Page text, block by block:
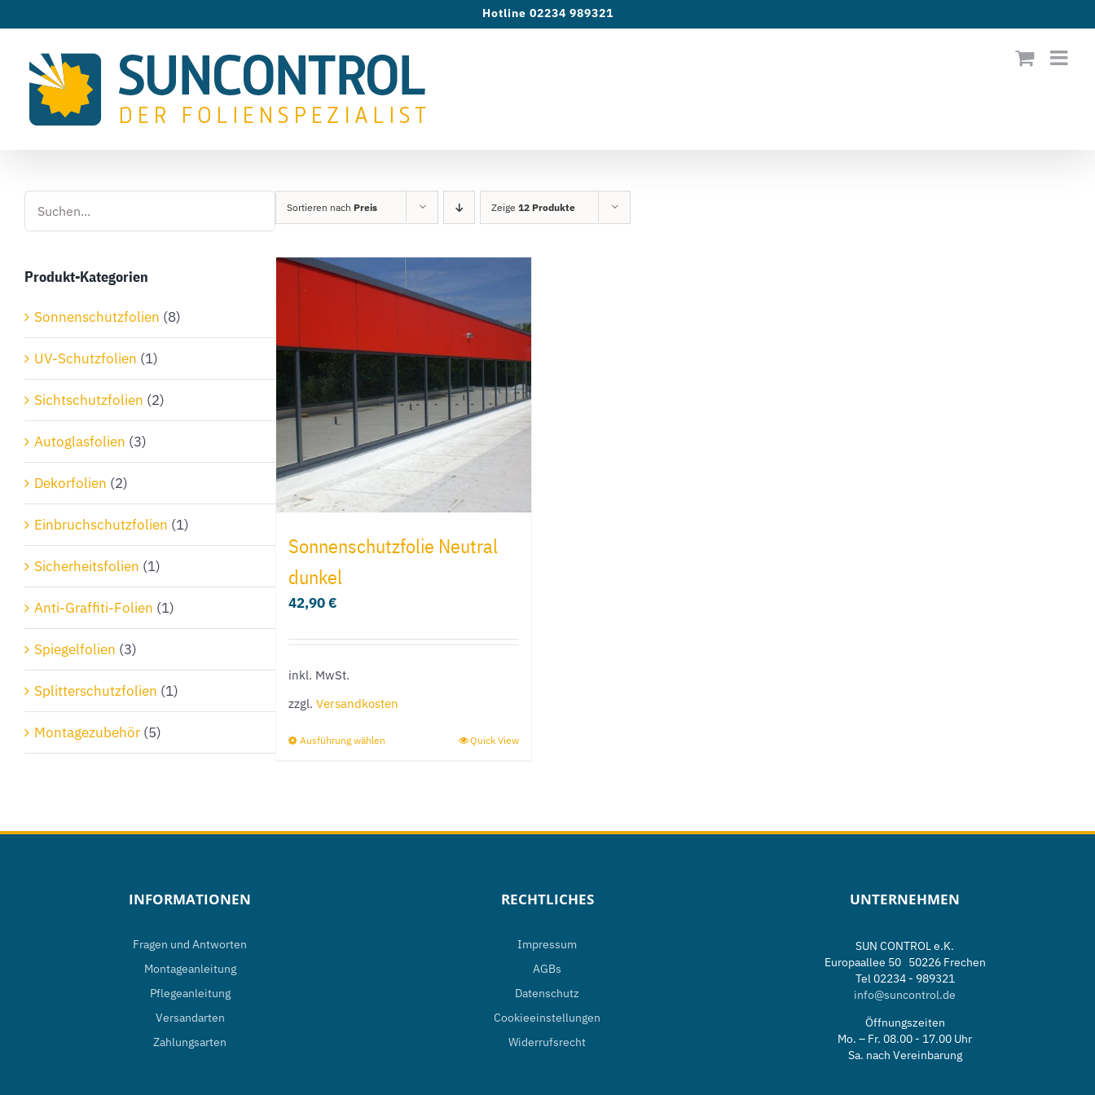
springen
Hotline 02234 989321
Sortieren nach Preis Zeige12 Produkte
Sonnenschutzfolie Neutral
dunkel
42,90€
inkl. MwSt.
zzgl.Versandkosten
Ausführung wählen Quick View
Produkt-Kategorien
Sonnenschutzfolien (8)
UV-Schutzfolien (1)
Sichtschutzfolien (2)
Autoglasfolien (3)
Dekorfolien (2)
Einbruchschutzfolien (1)
Sicherheitsfolien (1)
Anti-Graffiti-Folien (1)
Spiegelfolien (3)
Splitterschutzfolien (1)
Montagezubehör (5)
INFORMATIONEN
Fragen und Antworten
Montageanleitung
Pflegeanleitung
Versandarten
Zahlungsarten
RECHTLICHES
Impressum
AGBs
Datenschutz
Cookieeinstellungen
Widerrufsrecht
UNTERNEHMEN
SUN CONTROL e.K.
Europaallee 50 50226 Frechen
Tel 02234 - 989321
info@suncontrol.de
Öffnungszeiten
Mo. – Fr. 08.00 - 17.00 Uhr
Sa. nach Vereinbarung